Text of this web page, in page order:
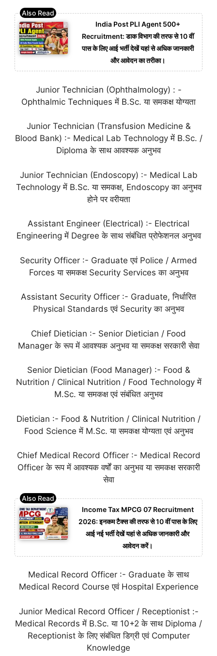
India Post PLI Agent 500+
Recruitment: डाक विभाग की तरफ से 10 वीं
पास के लिए आई भर्ती देखें यहां से अधिक जानकारी
और आवेदन का तरीका।
Junior Technician (Ophthalmology) : -
Ophthalmic Techniques में B.Sc. या समकक्ष योग्यता
Junior Technician (Transfusion Medicine &
Blood Bank) :- Medical Lab Technology में B.Sc. /
Diploma के साथ आवश्यक अनुभव
Junior Technician (Endoscopy) :- Medical Lab
Technology में B.Sc. या समकक्ष, Endoscopy का अनुभव
होने पर वरीयता
Assistant Engineer (Electrical) :- Electrical
Engineering में Degree के साथ संबंधित प्रोफेशनल अनुभव
Security Officer :- Graduate एवं Police / Armed
Forces या समकक्ष Security Services का अनुभव
Assistant Security Officer :- Graduate, निर्धारित
Physical Standards एवं Security का अनुभव
Chief Dietician :- Senior Dietician / Food
Manager के रूप में आवश्यक अनुभव या समकक्ष सरकारी सेवा
Senior Dietician (Food Manager) :- Food &
Nutrition / Clinical Nutrition / Food Technology में
M.Sc. या समकक्ष एवं संबंधित अनुभव
Dietician :- Food & Nutrition / Clinical Nutrition /
Food Science में M.Sc. या समकक्ष योग्यता एवं अनुभव
Chief Medical Record Officer :- Medical Record
Officer के रूप में आवश्यक वर्षों का अनुभव या समकक्ष सरकारी
सेवा
Income Tax MPCG 07 Recruitment
2026: इनकम टैक्स की तरफ से 10 वीं पास के लिए
आई नई भर्ती देखें यहां से अधिक जानकारी और
आवेदन करें।
Medical Record Officer :- Graduate के साथ
Medical Record Course एवं Hospital Experience
Junior Medical Record Officer / Receptionist :-
Medical Records में B.Sc. या 10+2 के साथ Diploma /
Receptionist के लिए संबंधित डिग्री एवं Computer
Knowledge